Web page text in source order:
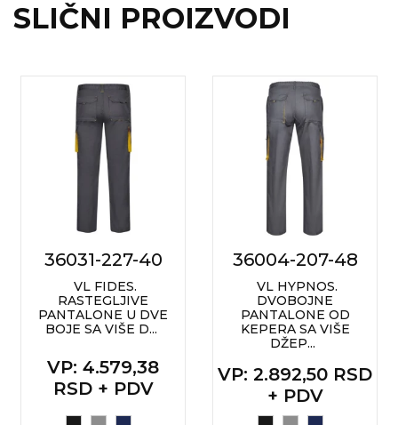
SLIČNI PROIZVODI
36031-227-40
VL FIDES.
RASTEGLJIVE
PANTALONE U DVE
BOJE SA VIŠE D...
VP: 4.579,38
RSD + PDV
36004-207-48
VL HYPNOS.
DVOBOJNE
PANTALONE OD
KEPERA SA VIŠE
DŽEP...
VP: 2.892,50 RSD
+ PDV